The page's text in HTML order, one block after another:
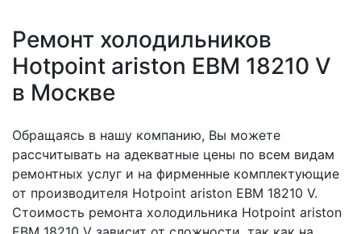
Ремонт холодильников
Hotpoint ariston EBM 18210 V
в Москве
Обращаясь в нашу компанию, Вы можете
рассчитывать на адекватные цены по всем видам
ремонтных услуг и на фирменные комплектующие
от производителя Hotpoint ariston EBM 18210 V.
Стоимость ремонта холодильника Hotpoint ariston